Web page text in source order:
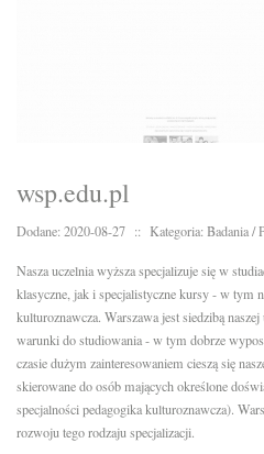
wsp.edu.pl
Dodane: 2020-08-27 :: Kategoria: Badania /
Nasza uczelnia wyższa specjalizuje się w
klasyczne, jak i specjalistyczne kursy - w tym
kulturoznawcza. Warszawa jest siedzibą
warunki do studiowania - w tym dobrze
czasie dużym zainteresowaniem cieszą się
skierowane do osób mających określone
specjalności pedagogika kulturoznawcza).
rozwoju tego rodzaju specjalizacji.